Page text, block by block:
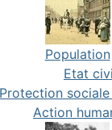
Population
Etat
Protection
Action